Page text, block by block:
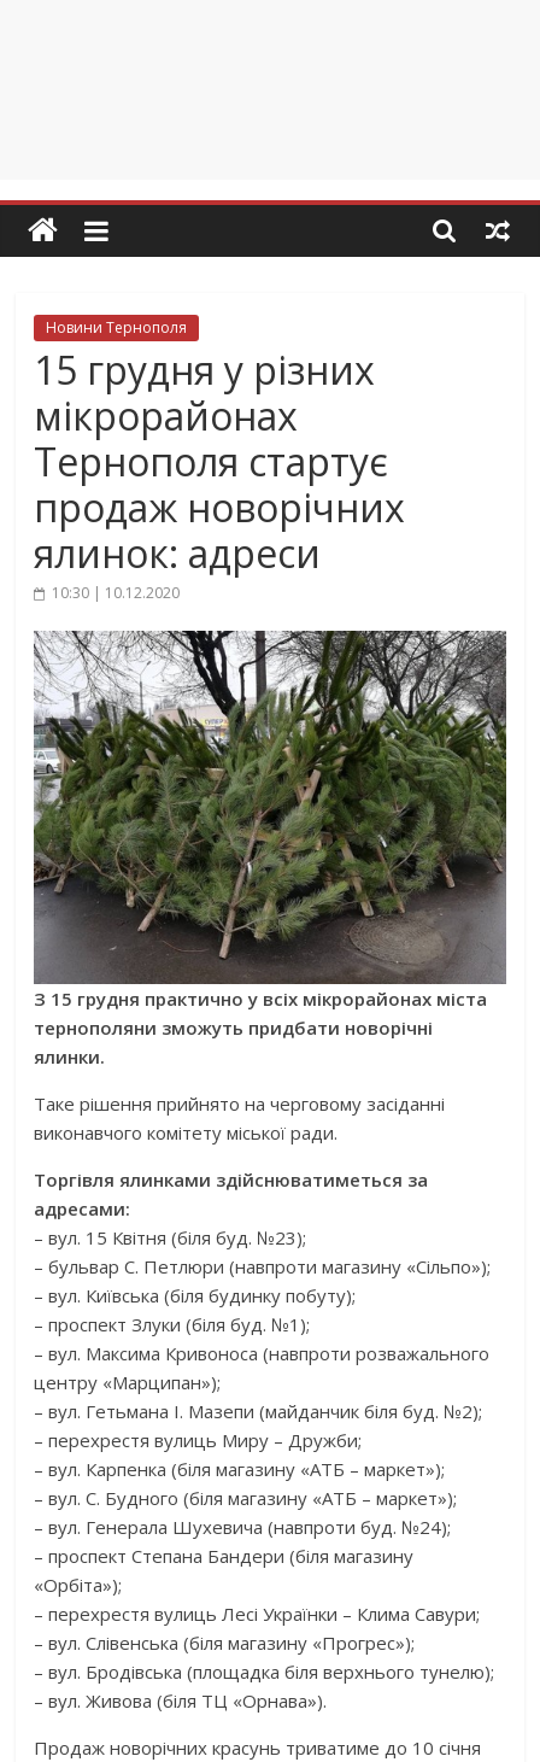
Новини Тернополя
15 грудня у різних
мікрорайонах
Тернополя стартує
продаж новорічних
ялинок: адреси
10:30 | 10.12.2020
З 15 грудня практично у всіх мікрорайонах міста
тернополяни зможуть придбати новорічні
ялинки.
Таке рішення прийнято на черговому засіданні
виконавчого комітету міської ради.
Торгівля ялинками здійснюватиметься за
адресами:
– вул. 15 Квітня (біля буд. №23);
– бульвар С. Петлюри (навпроти магазину «Сільпо»);
– вул. Київська (біля будинку побуту);
– проспект Злуки (біля буд. №1);
– вул. Максима Кривоноса (навпроти розважального
центру «Марципан»);
– вул. Гетьмана І. Мазепи (майданчик біля буд. №2);
– перехрестя вулиць Миру – Дружби;
– вул. Карпенка (біля магазину «АТБ – маркет»);
– вул. С. Будного (біля магазину «АТБ – маркет»);
– вул. Генерала Шухевича (навпроти буд. №24);
– проспект Степана Бандери (біля магазину
«Орбіта»);
– перехрестя вулиць Лесі Українки – Клима Савури;
– вул. Слівенська (біля магазину «Прогрес»);
– вул. Бродівська (площадка біля верхнього тунелю);
– вул. Живова (біля ТЦ «Орнава»).
Продаж новорічних красунь триватиме до 10 січня